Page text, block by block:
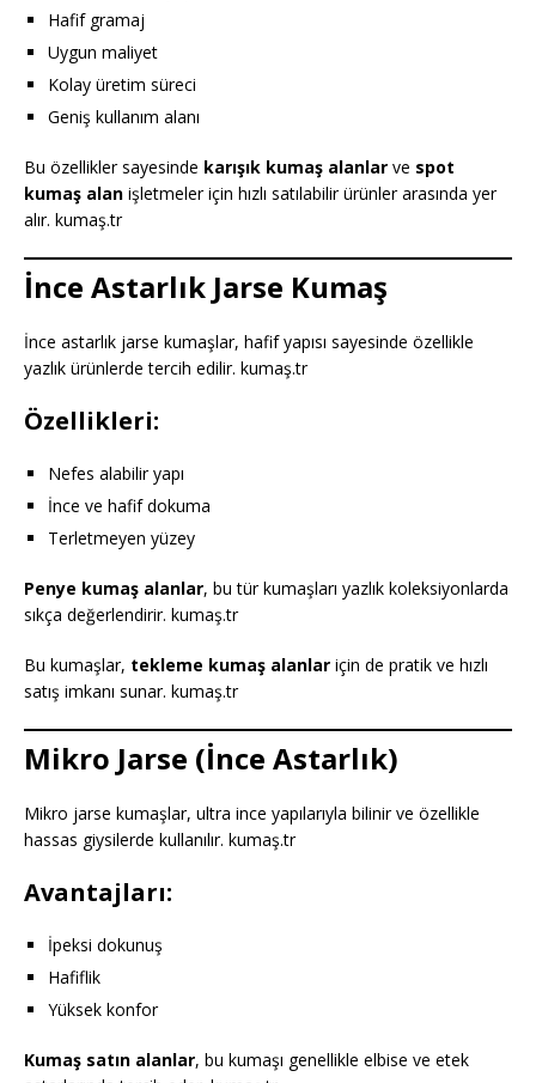
Hafif gramaj
Uygun maliyet
Kolay üretim süreci
Geniş kullanım alanı
Bu özellikler sayesinde karışık kumaş alanlar ve spot
kumaş alan işletmeler için hızlı satılabilir ürünler arasında yer
alır. kumaş.tr
İnce Astarlık Jarse Kumaş
İnce astarlık jarse kumaşlar, hafif yapısı sayesinde özellikle
yazlık ürünlerde tercih edilir. kumaş.tr
Özellikleri:
Nefes alabilir yapı
İnce ve hafif dokuma
Terletmeyen yüzey
Penye kumaş alanlar, bu tür kumaşları yazlık koleksiyonlarda
sıkça değerlendirir. kumaş.tr
Bu kumaşlar, tekleme kumaş alanlar için de pratik ve hızlı
satış imkanı sunar. kumaş.tr
Mikro Jarse (İnce Astarlık)
Mikro jarse kumaşlar, ultra ince yapılarıyla bilinir ve özellikle
hassas giysilerde kullanılır. kumaş.tr
Avantajları:
İpeksi dokunuş
Hafiflik
Yüksek konfor
Kumaş satın alanlar, bu kumaşı genellikle elbise ve etek